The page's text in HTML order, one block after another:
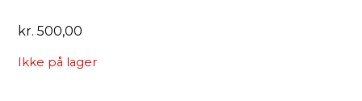
kr. 500,00
Ikke på lager